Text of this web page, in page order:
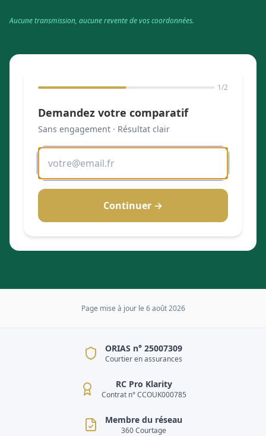
Aucune transmission, aucune revente de vos coordonnées.
1/2
Demandez votre comparatif
Sans engagement · Résultat clair
Continuer →
Page mise à jour le 6 août 2026
ORIAS n° 25007309
Courtier en assurances
RC Pro Klarity
Contrat n° CCOUK000785
Membre du réseau
360 Courtage